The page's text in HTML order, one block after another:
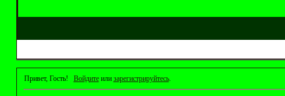
Привет, Гость! Войдитеили зарегистрируйтесь.